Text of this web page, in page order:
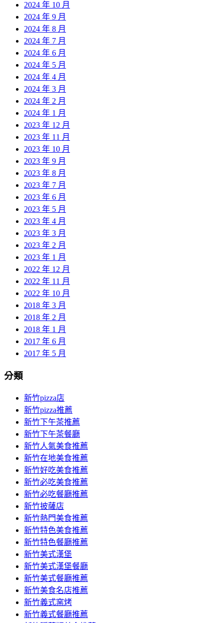
2024 年 10 月
2024 年 9 月
2024 年 8 月
2024 年 7 月
2024 年 6 月
2024 年 5 月
2024 年 4 月
2024 年 3 月
2024 年 2 月
2024 年 1 月
2023 年 12 月
2023 年 11 月
2023 年 10 月
2023 年 9 月
2023 年 8 月
2023 年 7 月
2023 年 6 月
2023 年 5 月
2023 年 4 月
2023 年 3 月
2023 年 2 月
2023 年 1 月
2022 年 12 月
2022 年 11 月
2022 年 10 月
2018 年 3 月
2018 年 2 月
2018 年 1 月
2017 年 6 月
2017 年 5 月
分類
新竹pizza店
新竹pizza推薦
新竹下午茶推薦
新竹下午茶餐廳
新竹人氣美食推薦
新竹在地美食推薦
新竹好吃美食推薦
新竹必吃美食推薦
新竹必吃餐廳推薦
新竹披薩店
新竹熱門美食推薦
新竹特色美食推薦
新竹特色餐廳推薦
新竹美式漢堡
新竹美式漢堡餐廳
新竹美式餐廳推薦
新竹美食名店推薦
新竹義式窯烤
新竹義式餐廳推薦